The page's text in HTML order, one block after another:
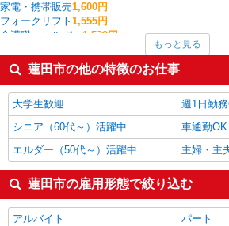
家電・携帯販売1,600円
フォークリフト 1,555円
介護職・ヘルパー 1,539円
1,525円
梱包・仕分け・ピッキング1,495円
一般・営業事務 1,460円
製造・組立・加工1,421円
蓮田市の他の職種の平均時給を見る
もっと見る
蓮田市の他の特徴のお仕事
大学生歓迎
週1日勤
シニア（60代～）活躍中
車通勤OK
エルダー（50代～）活躍中
主婦・主
蓮田市の雇用形態で絞り込む
アルバイト
パート